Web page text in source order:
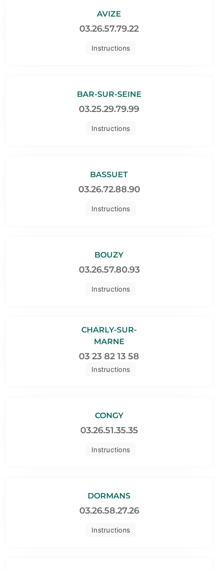
Instructions
AVIZE
03.26.57.79.22
Instructions
BAR-SUR-SEINE
03.25.29.79.99
Instructions
BASSUET
03.26.72.88.90
Instructions
BOUZY
03.26.57.80.93
Instructions
CHARLY-SUR-
MARNE
03 23 82 13 58
Instructions
CONGY
03.26.51.35.35
Instructions
DORMANS
03.26.58.27.26